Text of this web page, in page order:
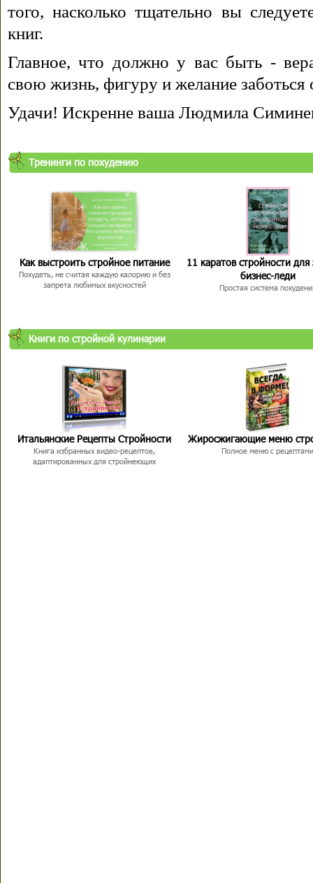
того, насколько тщательно вы
книг.
Главное, что должно у вас быть -
свою жизнь, фигуру и желание заботься
Удачи! Искренне ваша Людмила
Тренинги по похудению
Как выстроить стройное питание
Похудеть, не считая каждую калорию и без
запрета любимых вкусностей
11 каратов стройности для
бизнес-леди
Простая система
Книги по стройной кулинарии
Итальянские Рецепты Стройности
Книга избранных видео-рецептов,
адаптированных для стройнеющих
Жиросжигающие меню
Полное меню с рецептами